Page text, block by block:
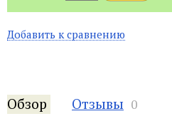
Добавить к сравнению
Обзор Отзывы 0